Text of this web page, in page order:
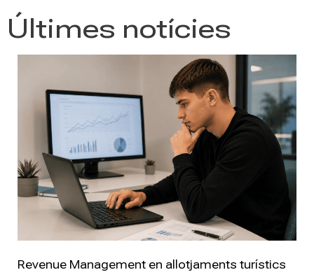
Últimes notícies
Revenue Management en allotjaments turístics